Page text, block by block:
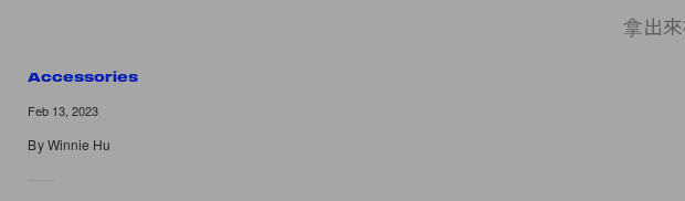
拿出
Accessories
Feb 13, 2023
ByWinnie Hu